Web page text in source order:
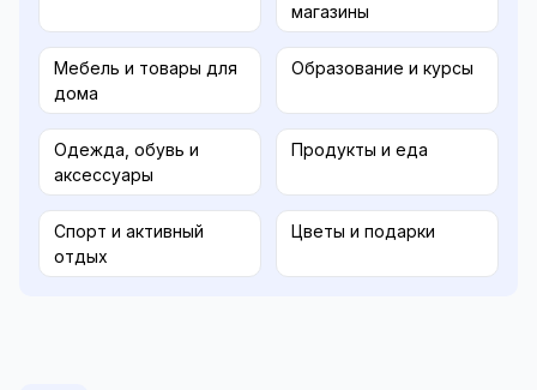
магазины
Мебель и товары для
дома
Образование и курсы
Одежда, обувь и
аксессуары
Продукты и еда
Спорт и активный
отдых
Цветы и подарки